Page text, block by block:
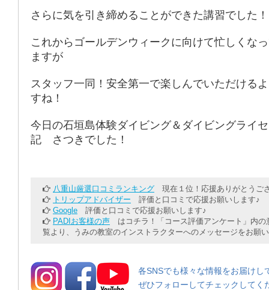
さらに気を引き締めることができた講習でした！
これからゴールデンウィークに向けて忙しくな
ますが
スタッフ一同！安全第一で楽しんでいただける
すね！
今日の石垣島体験ダイビング＆ダイビングライ
記 さつきでした！
八重山厳選口コミランキング 現在１位！応援ありがとうご
トリップアドバイザー 評価と口コミで応援お願いします♪
Google 評価と口コミで応援お願いします♪
PADIお客様の声 はコチラ！「コース評価アンケート」内の
覧より、うみの教室のインストラクターへのメッセージをお願
各SNSでも様々な情報をお届けし
ぜひフォローしてチェックしてく